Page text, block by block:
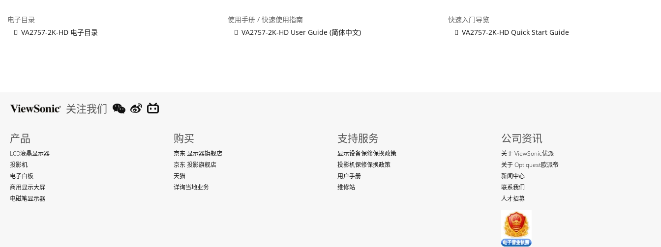
电子目录
VA2757-2K-HD 电子目录
使用手册 / 快速使用指南
VA2757-2K-HD User Guide (简体中文)
快速入门导览
VA2757-2K-HD Quick Start Guide
关注我们
产品
LCD液晶显示器
投影机
电子白板
商用显示大屏
电磁笔显示器
购买
京东 显示器旗舰店
京东 投影旗舰店
天猫
详询当地业务
支持服务
显示设备保修保换政策
投影机保修保换政策
用户手册
维修站
公司资讯
关于 ViewSonic优派
关于 Optiquest欧派帝
新闻中心
联系我们
人才招募